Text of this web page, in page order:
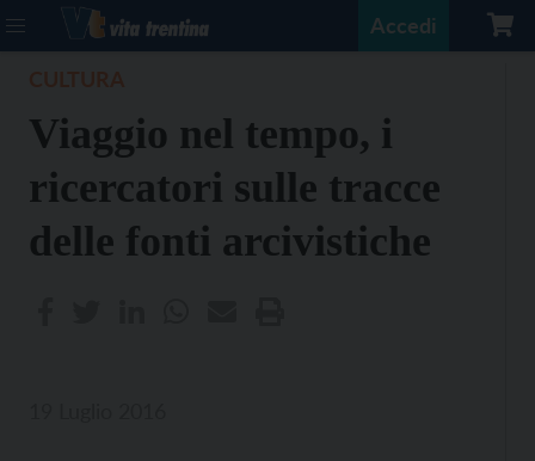
Accedi
Viaggio nel tempo, i
ricercatori sulle tracce
delle fonti arcivistiche